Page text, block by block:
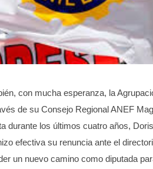
con mucha esperanza, la
de su Consejo Regional ANEF
durante los últimos cuatro años,
efectiva su renuncia ante el
un nuevo camino como diputada